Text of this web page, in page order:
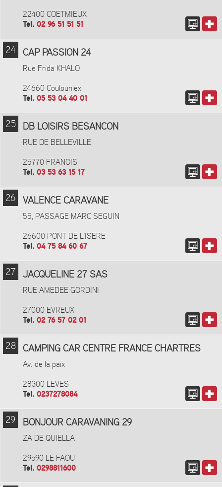
22400 COETMIEUX
Tel. 02 96 51 51 51
24 CAP PASSION 24
Rue Frida KHALO
24660 Coulouniex
Tel. 05 53 04 40 01
25 DB LOISIRS BESANCON
RUE DE BELLEVILLE
25770 FRANOIS
Tel. 03 53 63 15 17
26 VALENCE CARAVANE
55, PASSAGE MARC SEGUIN
26600 PONT DE L'ISERE
Tel. 04 75 84 60 67
27 JACQUELINE 27 SAS
RUE AMEDEE GORDINI
27000 EVREUX
Tel. 02 76 57 02 01
28 CAMPING CAR CENTRE FRANCE CHARTRES
Av. de la paix
28300 LEVES
Tel. 0237278084
29 BONJOUR CARAVANING 29
ZA DE QUIELLA
29590 LE FAOU
Tel. 0298811600